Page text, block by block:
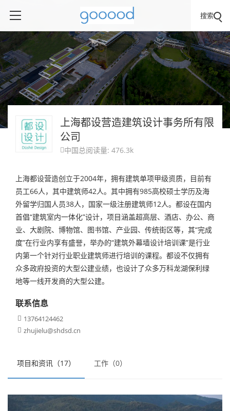
搜索
项目和资讯（17） 工作（0）
上海都设营造建筑设计事务所有限
公司
 中国总阅读量: 476.3k
上海都设营造创立于2004年，拥有建筑单项甲级资质，目前有
员工66人，其中建筑师42人。其中拥有985高校硕士学历及海
外留学归国人员38人，国家一级注册建筑师12人。都设在国内
首倡“建筑室内一体化”设计，项目涵盖超高层、酒店、办公、商
业、大剧院、博物馆、图书馆、产业园、传统街区等，其“完成
度”在行业内享有盛誉，举办的“建筑外幕墙设计培训课”是行业
内第一个针对行业职业建筑师进行培训的课程。都设不仅拥有
众多政府投资的大型公建业绩，也设计了众多万科龙湖保利绿
地等一线开发商的大型公建。
联系信息
 13764124462
 zhujielu@shdsd.cn